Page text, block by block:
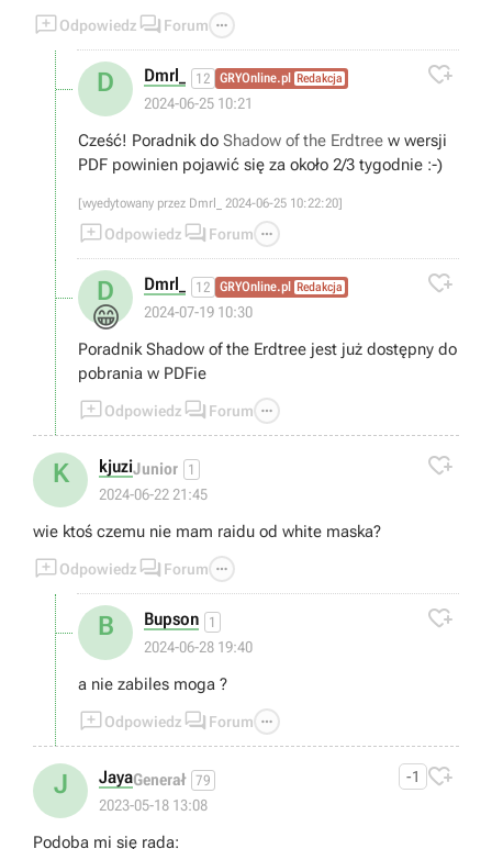
Odpowiedz  Forum 
D Dmrl_ 12 GRYOnline.pl Redakcja
2024-06-25 10:21

Cześć! Poradnik do Shadow of the Erdtree w wersji
PDF powinien pojawić się za około 2/3 tygodnie :-)
[wyedytowany przez Dmrl_ 2024-06-25 10:22:20]
Odpowiedz  Forum 
D
😁
Dmrl_ 12 GRYOnline.pl Redakcja
2024-07-19 10:30

Poradnik Shadow of the Erdtree jest już dostępny do
pobrania w PDFie
Odpowiedz  Forum 
K kjuziJunior 1
2024-06-22 21:45

wie ktoś czemu nie mam raidu od white maska?
Odpowiedz  Forum 
B Bupson 1
2024-06-28 19:40

a nie zabiles moga ?
Odpowiedz  Forum 
J JayaGenerał 79
2023-05-18 13:08
-1 
Podoba mi się rada: